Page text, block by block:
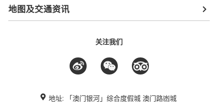
地图及交通资讯
关注我们
地址: 「澳门银河」综合度假城 澳门路凼城